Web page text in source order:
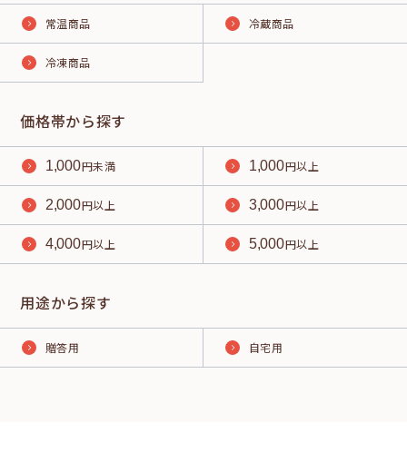
常温商品 冷蔵商品
冷凍商品
価格帯から探す
1,000円未満 1,000円以上
2,000円以上 3,000円以上
4,000円以上 5,000円以上
用途から探す
贈答用 自宅用